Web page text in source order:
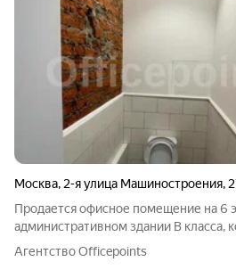
Москва, 2-я улица Машиностроения,
Продается офисное помещение на 6
административном здании В класса,
адресу: ул. 2-я Машиностроения, д.
доступность от м. Угрешская,
Агентство Officepoints